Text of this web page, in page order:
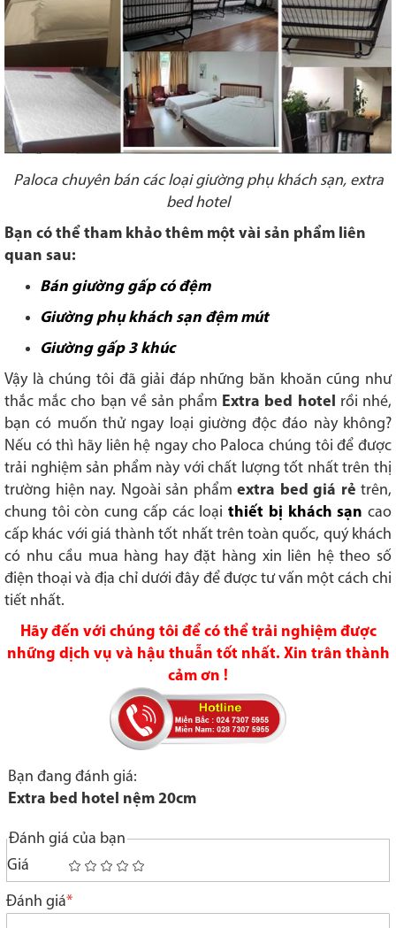
Paloca chuyên bán các loại giường phụ khách sạn, extra
bed hotel
Bạn có thể tham khảo thêm một vài sản phẩm liên
quan sau:
Bán giường gấp có đệm
Giường phụ khách sạn đệm mút
Giường gấp 3 khúc
Vậy là chúng tôi đã giải đáp những băn khoăn cũng như
thắc mắc cho bạn về sản phẩm Extra bed hotel
rồi nhé,
bạn có muốn thử ngay loại giường độc đáo này không?
Nếu có thì hãy liên hệ ngay cho Paloca chúng tôi để được
trải nghiệm sản phẩm này với chất lượng tốt nhất trên thị
trường hiện nay. Ngoài sản phẩm extra bed giá rẻ trên,
chung tôi còn cung cấp các loạithiết bị khách sạn cao
cấp khác với giá thành tốt nhất trên toàn quốc, quý khách
có nhu cầu mua hàng hay đặt hàng xin liên hệ theo số
điện thoại và địa chỉ dưới đây để được tư vấn một cách chi
tiết nhất.
Hãy đến với chúng tôi để có thể trải nghiệm được
những dịch vụ và hậu thuẫn tốt nhất. Xin trân thành
cảm ơn !
Bạn đang đánh giá:
Extra bed hotel nệm 20cm
Đánh giá của bạn
Giá
1
star
2
stars
3
stars
4
stars
5
stars
Đánh giá